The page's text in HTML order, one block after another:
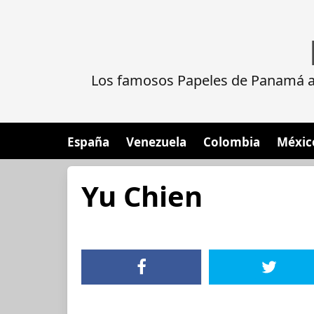
Los famosos Papeles de
España Venezuela Colombia
Yu Chien